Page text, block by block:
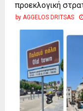
προεκλογική
by AGGELOS DRITSAS